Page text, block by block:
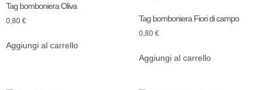
Tag bomboniera Oliva
0,80 €
Aggiungi al carrello
Tag bomboniera Fiori di campo
0,80 €
Aggiungi al carrello